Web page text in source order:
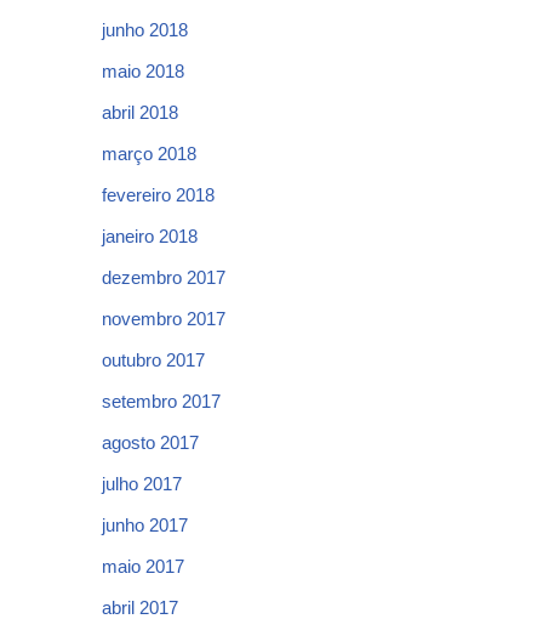
junho 2018
maio 2018
abril 2018
março 2018
fevereiro 2018
janeiro 2018
dezembro 2017
novembro 2017
outubro 2017
setembro 2017
agosto 2017
julho 2017
junho 2017
maio 2017
abril 2017